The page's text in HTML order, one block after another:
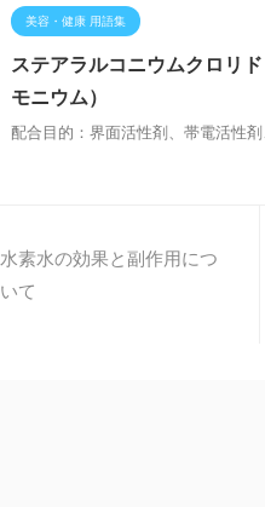
美容・健康 用語集
ステアラルコニウムクロリ
モニウム）
配合目的：界面活性剤、帯電活性
水素水の効果と副作用につ
いて